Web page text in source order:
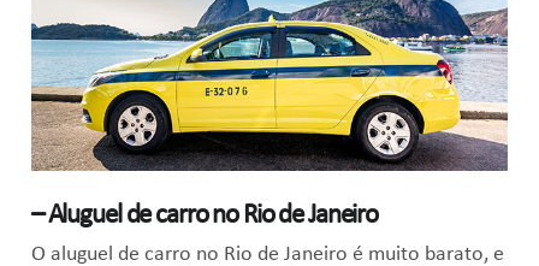
– Aluguel de carro no Rio de Janeiro
O aluguel de carro no Rio de Janeiro é muito barato, e